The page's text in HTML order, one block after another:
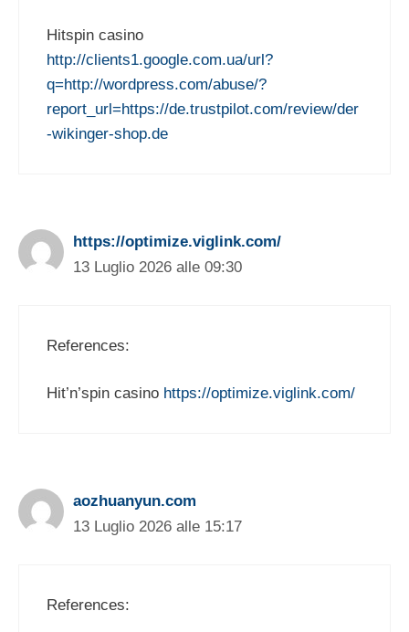
Hitspin casino
http://clients1.google.com.ua/url?
q=http://wordpress.com/abuse/?
report_url=https://de.trustpilot.com/review/der
-wikinger-shop.de
https://optimize.viglink.com/
13 Luglio 2026 alle 09:30
References:
Hit’n’spin casino https://optimize.viglink.com/
aozhuanyun.com
13 Luglio 2026 alle 15:17
References: